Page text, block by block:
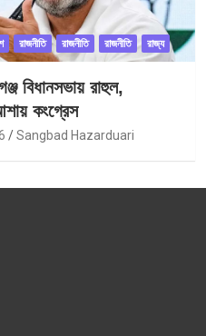
রাজনীতি রাজনীতি রাজনীতি রাজ্য
বিধানসভায় রাহুল,
কংগ্রেস
Sangbad Hazarduari